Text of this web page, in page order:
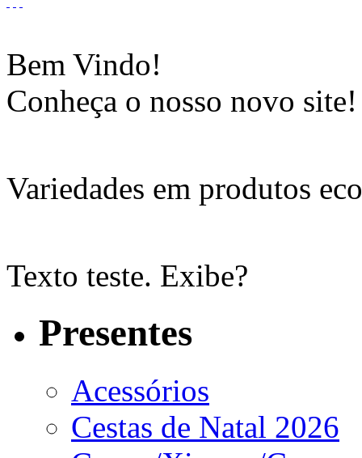
Bem Vindo!
Conheça o nosso novo site!
Variedades em produtos
Texto teste. Exibe?
Presentes
Acessórios
Cestas de Natal 2026